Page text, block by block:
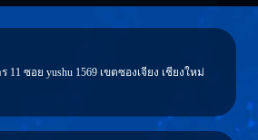
11 ซอย yushu 1569 เขตซองเจียง เชียงใหม่